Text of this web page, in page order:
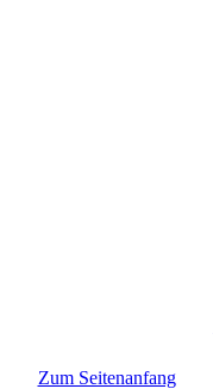
Zum Seitenanfang